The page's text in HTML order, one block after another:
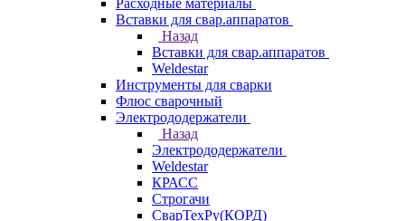
Расходные материалы
Вставки для свар.аппаратов
Назад
Вставки для свар.аппаратов
Weldestar
Инструменты для сварки
Флюс сварочный
Электрододержатели
Назад
Электрододержатели
Weldestar
КРАСС
Строгачи
СварТехРу(КОРД)